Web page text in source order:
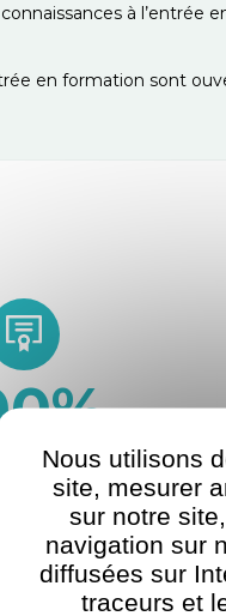
à l’entrée
en formation sont
%
reconnues
Nous utilisons
site, mesurer
sur notre
navigation sur
diffusées sur
traceurs et